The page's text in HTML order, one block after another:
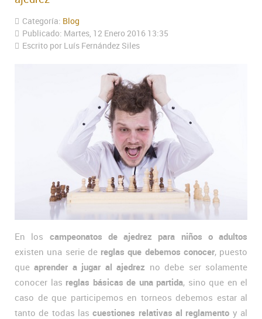
Categoría: Blog
Publicado: Martes, 12 Enero 2016 13:35
Escrito por Luís Fernández Siles
En los campeonatos de ajedrez para niños o adultos
existen una serie de reglas que debemos conocer, puesto
queaprender a jugar al ajedrez no debe ser solamente
conocer las reglas básicas de una partida, sino que en el
caso de que participemos en torneos debemos estar al
tanto de todas lascuestiones relativas al reglamento y al